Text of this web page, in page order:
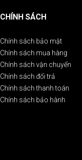
CHÍNH SÁCH
Chính sách bảo mật
Chính sách mua hàng
Chính sách vận chuyển
Chính sách đổi trả
Chính sách thanh toán
Chính sách bảo hành